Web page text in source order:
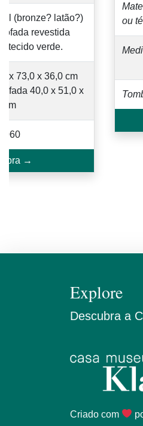
(bronze? latão?)
revestida
verde.
73,0 x 36,0 cm
40,0 x 51,0 x
→
ou
Tombo
Explore
Descubra a
Criado com